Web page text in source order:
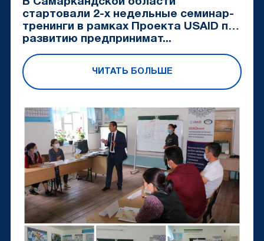
стартовали 2-х недельные семинар-
тренинги в рамках Проекта USAID по
развитию предпринимат...
ЧИТАТЬ БОЛЬШЕ